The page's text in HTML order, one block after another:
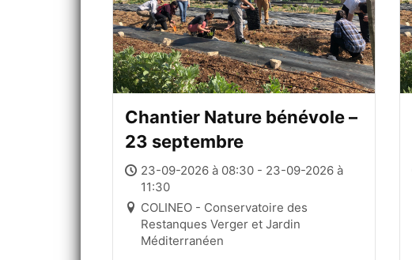
Chantier Nature bénévole –
23 septembre
23-09-2026 à 08:30 - 23-09-2026 à
11:30
COLINEO - Conservatoire des
Restanques Verger et Jardin
Méditerranéen